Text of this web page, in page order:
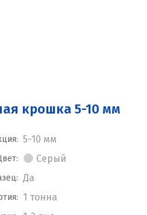
крошка 5-10 мм
5-10 мм
Серый
Да
1 тонна